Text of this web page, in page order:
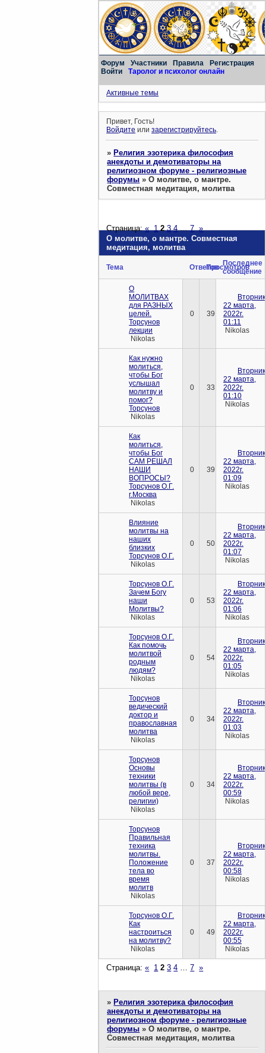
Форум Участники Правила
Регистрация
Войти
Таролог и психолог онлайн
Активные темы
Привет, Гость!
Войдите илизарегистрируйтесь.
»Религия эзотерика философия
анекдоты и демотиваторы на
религиозном форуме - религиозные
форумы »О молитве, о мантре.
Совместная медитация, молитва
О молитве, о мантре. Совместная
медитация, молитва
Страница:« 1 2 3 4 … 7 »
Тема ОтветовПросмотров
Последнее
сообщение
О
МОЛИТВАХ
для РАЗНЫХ
целей.
Торсунов
лекции
Nikolas
0 39
22 марта,
2022г.
01:11
Nikolas
Как нужно
молиться,
чтобы Бог
услышал
молитву и
помог?
Торсунов
Nikolas
0 33
22 марта,
2022г.
01:10
Nikolas
Как
молиться,
чтобы Бог
САМ РЕШАЛ
НАШИ
ВОПРОСЫ?
Торсунов О.Г.
г.Москва
Nikolas
0 39
22 марта,
2022г.
01:09
Nikolas
Влияние
молитвы на
наших
близких
Торсунов О.Г.
Nikolas
0 50
22 марта,
2022г.
01:07
Nikolas
Торсунов О.Г.
Зачем Богу
наши
Молитвы?
Nikolas
0 53
22 марта,
2022г.
01:06
Nikolas
Торсунов О.Г.
Как помочь
молитвой
родным
людям?
Nikolas
0 54
22 марта,
2022г.
01:05
Nikolas
Торсунов
ведический
доктор и
православная
молитва
Nikolas
0 34
22 марта,
2022г.
01:03
Nikolas
Торсунов
Основы
техники
молитвы (в
любой вере,
религии)
Nikolas
0 34
22 марта,
2022г.
00:59
Nikolas
Торсунов
Правильная
техника
молитвы.
Положение
тела во
время
молитв
Nikolas
0 37
22 марта,
2022г.
00:58
Nikolas
Торсунов О.Г.
Как
настроиться
на молитву?
Nikolas
0 49
22 марта,
2022г.
00:55
Nikolas
Страница:« 1 2 3 4 … 7 »
»Религия эзотерика философия
анекдоты и демотиваторы на
религиозном форуме - религиозные
форумы »О молитве, о мантре.
Совместная медитация, молитва